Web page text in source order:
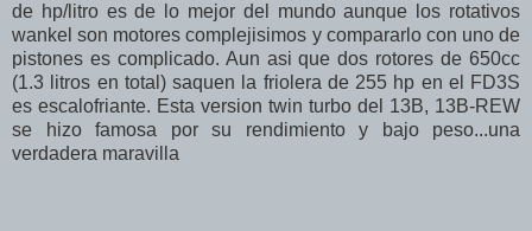
de hp/litro es de lo mejor del mundo aunque los rotativos
wankel son motores complejisimos y compararlo con uno de
pistones es complicado. Aun asi que dos rotores de 650cc
(1.3 litros en total) saquen la friolera de 255 hp en el FD3S
es escalofriante. Esta version twin turbo del 13B, 13B-REW
se hizo famosa por su rendimiento y bajo peso...una
verdadera maravilla